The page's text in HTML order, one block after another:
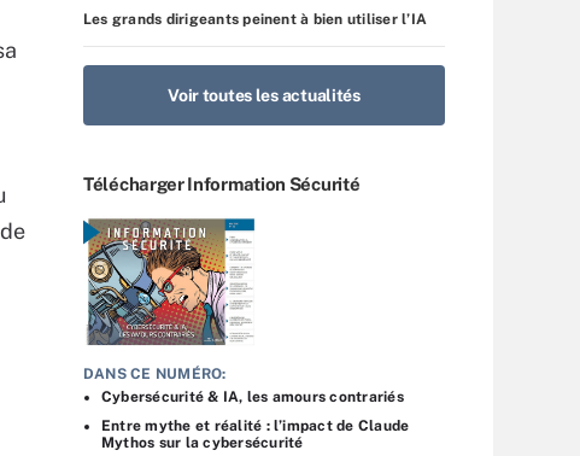
Les grands dirigeants peinent à bien utiliser l’IA
Voir toutes les actualités
Télécharger Information Sécurité
DANS CE NUMÉRO:
Cybersécurité & IA, les amours contrariés
Entre mythe et réalité : l’impact de Claude
Mythos sur la cybersécurité